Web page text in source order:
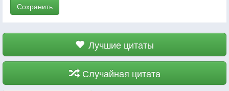
Сохранить
Лучшие цитаты
Случайная цитата